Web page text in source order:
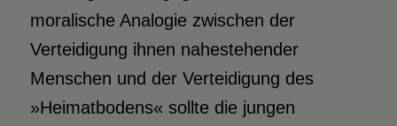
moralische Analogie zwischen der
Verteidigung ihnen nahestehender
Menschen und der Verteidigung des
»Heimatbodens« sollte die jungen